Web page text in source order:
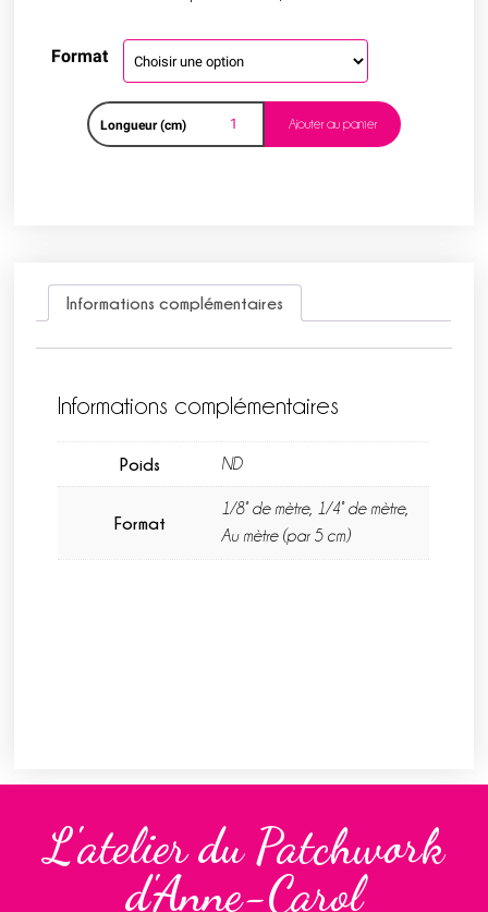
Format
Longueur (cm) Ajouter au panier
Informations complémentaires
Informations complémentaires
Poids ND
Format
1/8° de mètre, 1/4° de mètre,
Au mètre (par 5 cm)
L'atelier du Patchwork
d'Anne-Carol